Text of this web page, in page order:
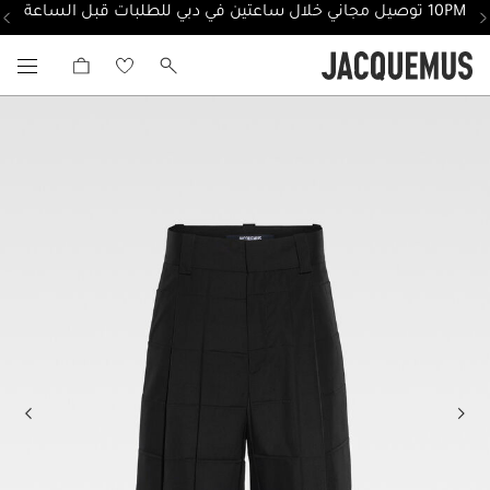
10PM توصيل مجاني خلال ساعتين في دبي للطلبات قبل الساعة